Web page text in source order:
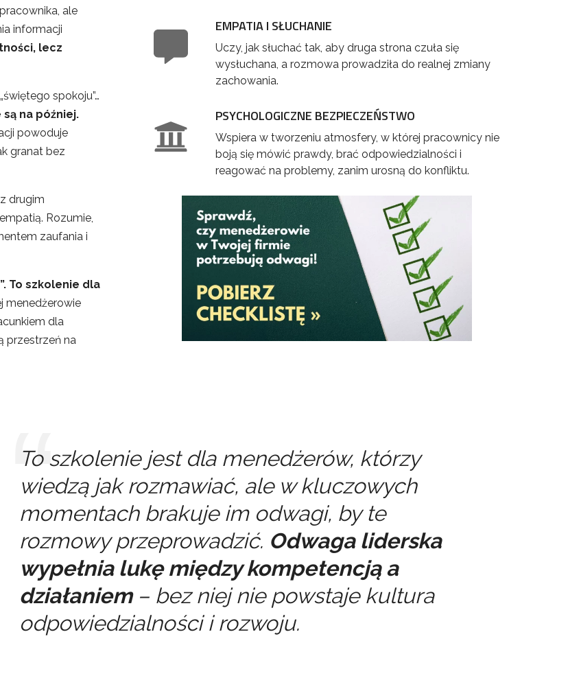
ale
informacji
lecz
spokoju”…
na później.
powoduje
granat bez
drugim
Rozumie,
zaufania i
To szkolenie dla
menedżerowie
dla
przestrzeń na
EMPATIA I SŁUCHANIE
Uczy, jak słuchać tak, aby druga strona czuła się
wysłuchana, a rozmowa prowadziła do realnej zmiany
zachowania.
PSYCHOLOGICZNE BEZPIECZEŃSTWO
Wspiera w tworzeniu atmosfery, w której pracownicy nie
boją się mówić prawdy, brać odpowiedzialności i
reagować na problemy, zanim urosną do konfliktu.
To szkolenie jest dla menedżerów, którzy
wiedzą jakrozmawiać, ale w kluczowych
momentach brakuje im odwagi, by te
rozmowy przeprowadzić. Odwaga liderska
wypełnia lukę między kompetencją a
działaniem – bez niej nie powstaje kultura
odpowiedzialności i rozwoju.